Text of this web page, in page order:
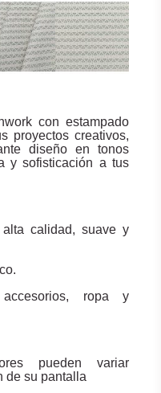
con estampado
proyectos creativos,
diseño en tonos
y sofisticación a tus
calidad, suave y
ropa y
pueden variar
de su pantalla